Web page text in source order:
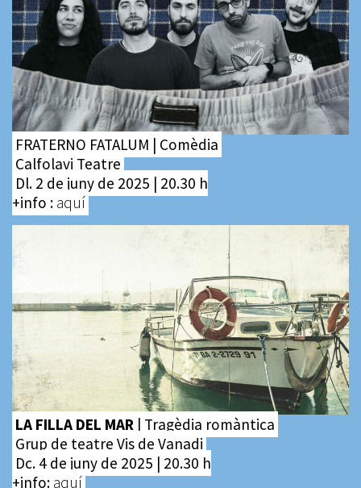
FRATERNO FATALUM | Comèdia
Calfolavi Teatre
Dl. 2 de juny de 2025 | 20.30 h
+info : aquí
LA FILLA DEL MAR| Tragèdia romàntica
Grup de teatre Vis de Vanadi
Dc. 4 de juny de 2025 | 20.30 h
+info: aquí